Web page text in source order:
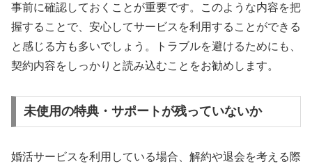
事前に確認しておくことが重要です。このような内容を把
握することで、安心してサービスを利用することができる
と感じる方も多いでしょう。トラブルを避けるためにも、
契約内容をしっかりと読み込むことをお勧めします。
未使用の特典・サポートが残っていないか
婚活サービスを利用している場合、解約や退会を考える際